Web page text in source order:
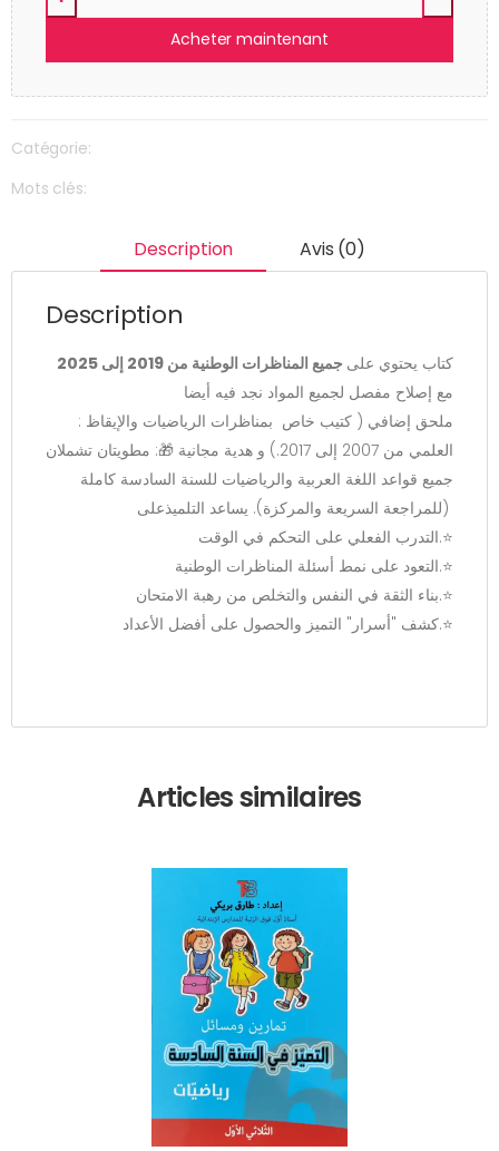
Acheter maintenant
Catégorie:
Mots clés:
Description Avis (0)
Description
كتاب يحتوي على ​ جميع المناظرات الوطنية من 2019 إلى 2025
مع إصلاح مفصل لجميع المواد نجد فيه أيضا
: ​ملحق إضافي ( كتيب خاص بمناظرات الرياضيات والإيقاظ
العلمي من 2007 إلى 2017.) و
​هدية مجانية 🎁: مطويتان تشملان
جميع قواعد اللغة العربية والرياضيات للسنة السادسة كاملة
​التدرب الفعلي على التحكم في الوقت.⭐️
​التعود على نمط أسئلة المناظرات الوطنية.⭐️
​بناء الثقة في النفس والتخلص من رهبة الامتحان.⭐️
​كشف "أسرار" التميز والحصول على أفضل الأعداد.⭐️
Articles similaires